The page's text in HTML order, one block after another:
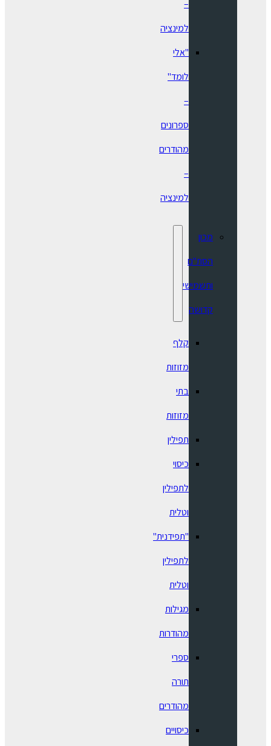
–
למינציה
"אלי
לומד"
–
ספרונים
מהודרים
–
למינציה
מכון
הסת"ם
ותשמישי
קדושה
קלף
מזוזות
בתי
מזוזות
תפילין
כיסוי
לתפילין
וטלית
"תפידנית"
לתפילין
וטלית
מגילות
מהודרות
ספרי
תורה
מהודרים
כיסויים